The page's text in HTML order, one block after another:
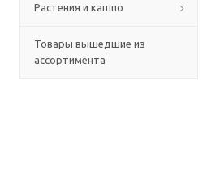
Растения и кашпо
Товары вышедшие из
ассортимента